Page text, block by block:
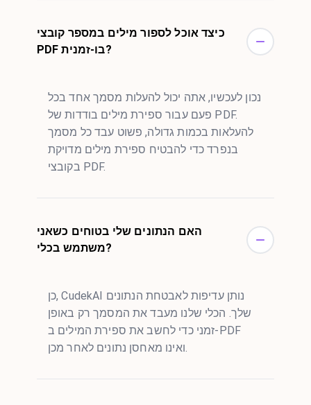
כיצד אוכל לספור מילים במספר קובצי
PDF בו-זמנית?
נכון לעכשיו, אתה יכול להעלות מסמך אחד בכל
פעם עבור ספירת מילים בודדות של PDF.
להעלאות בכמות גדולה, פשוט עבד כל מסמך
בנפרד כדי להבטיח ספירת מילים מדויקת
בקובצי PDF.
האם הנתונים שלי בטוחים כשאני
משתמש בכלי?
כן, CudekAI נותן עדיפות לאבטחת הנתונים
שלך. הכלי שלנו מעבד את המסמך רק באופן
זמני כדי לחשב את ספירת המילים ב-PDF
ואינו מאחסן נתונים לאחר מכן.